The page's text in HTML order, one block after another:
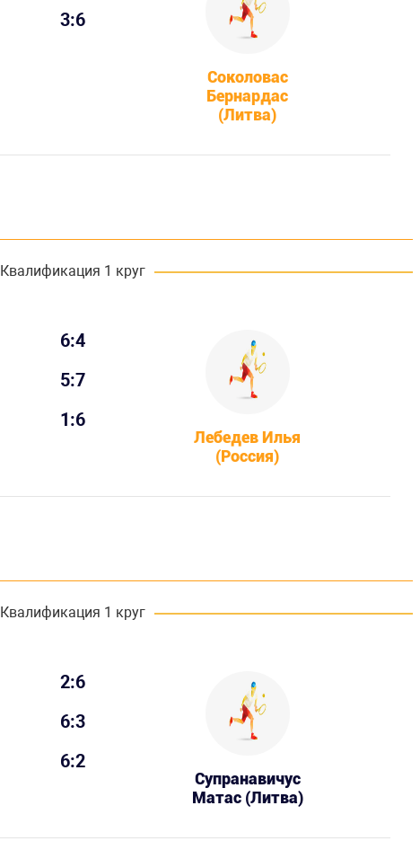
3:6
Соколовас
Бернардас
(Литва)
Квалификация 1 круг
6:4
5:7
1:6
Лебедев Илья
(Россия)
Квалификация 1 круг
2:6
6:3
6:2
Супранавичус
Матас (Литва)